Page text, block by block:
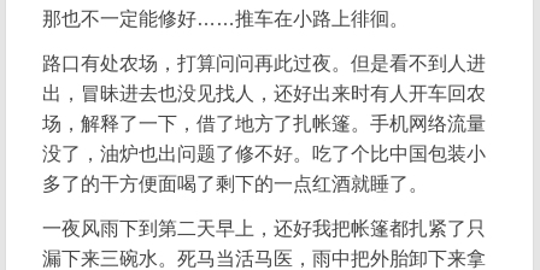
那也不一定能修好……推车在小路上徘徊。
路口有处农场，打算问问再此过夜。但是看不到人进
出，冒昧进去也没见找人，还好出来时有人开车回农
场，解释了一下，借了地方了扎帐篷。手机网络流量
没了，油炉也出问题了修不好。吃了个比中国包装小
多了的干方便面喝了剩下的一点红酒就睡了。
一夜风雨下到第二天早上，还好我把帐篷都扎紧了只
漏下来三碗水。死马当活马医，雨中把外胎卸下来拿